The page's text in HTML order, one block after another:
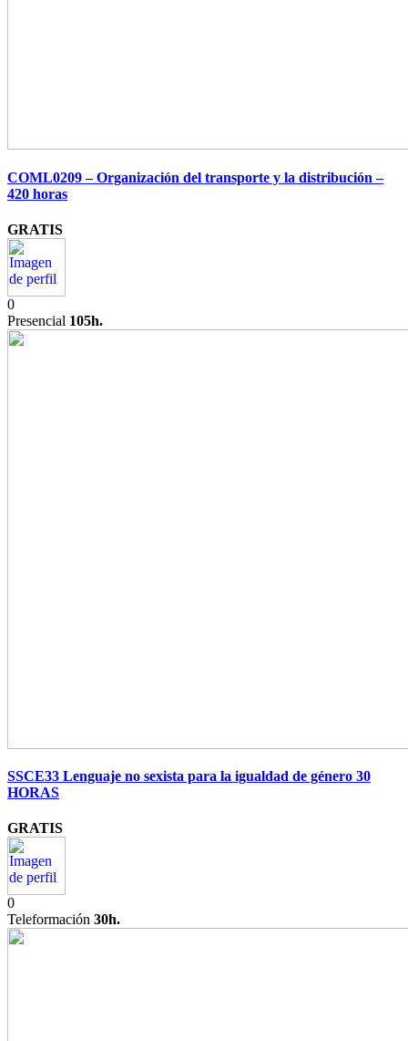
COML0209 – Organización del transporte y la distribución –
420 horas
GRATIS
0
Presencial 105h.
SSCE33 Lenguaje no sexista para la igualdad de género 30
HORAS
GRATIS
0
Teleformación 30h.